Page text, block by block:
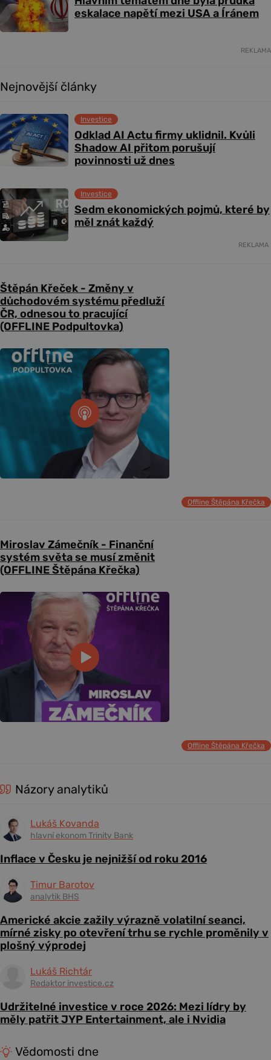
eskalace napětí mezi USA a Íránem
REKLAMA
Nejnovější články
Odklad AI Actu firmy uklidnil. Kvůli
Shadow AI přitom porušují
povinnosti už dnes
Investice
Sedm ekonomických pojmů, které by
měl znát každý
Investice
REKLAMA
Štěpán Křeček - Změny v
důchodovém systému předluží
ČR, odnesou to pracující
(OFFLINE Podpultovka)
Offline Štěpána Křečka
Miroslav Zámečník - Finanční
systém světa se musí změnit
(OFFLINE Štěpána Křečka)
Offline Štěpána Křečka
Názory analytiků
Lukáš Kovanda
hlavní ekonom Trinity Bank
Inflace v Česku je nejnižší od roku 2016
Timur Barotov
analytik BHS
Americké akcie zažily výrazně volatilní seanci,
mírné zisky po otevření trhu se rychle proměnily v
plošný výprodej
Lukáš Richtár
Redaktor investice.cz
Udržitelné investice v roce 2026: Mezi lídry by
měly patřit JYP Entertainment, ale i Nvidia
Vědomosti dne